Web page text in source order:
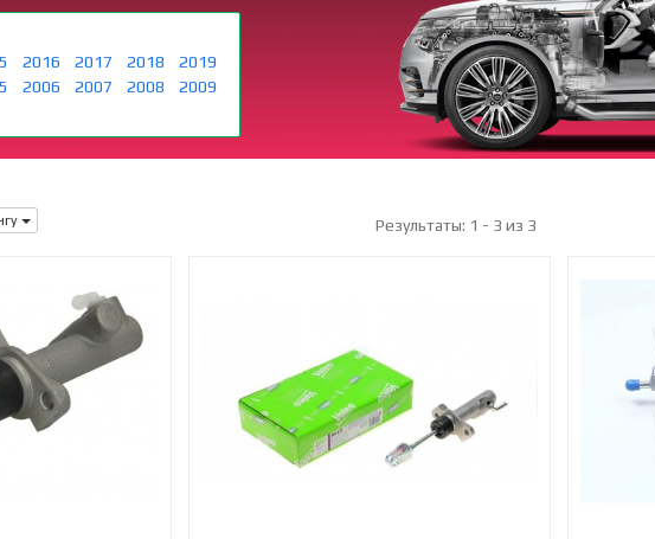
2016 2017 2018
2019
2006 2007 2008
2009
Результаты: 1 - 3 из 3